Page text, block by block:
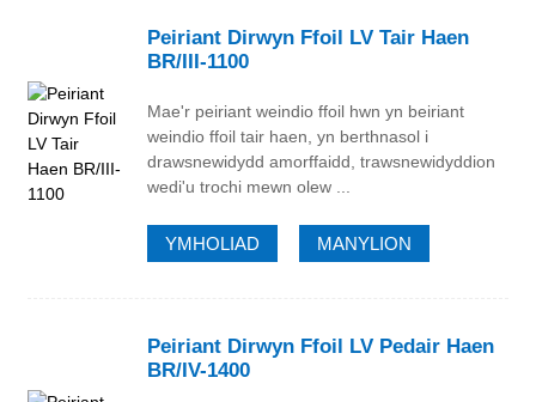
Peiriant Dirwyn Ffoil LV Tair Haen
BR/III-1100
Mae'r peiriant weindio ffoil hwn yn beiriant
weindio ffoil tair haen, yn berthnasol i
drawsnewidydd amorffaidd, trawsnewidyddion
wedi'u trochi mewn olew ...
YMHOLIAD MANYLION
Peiriant Dirwyn Ffoil LV Pedair Haen
BR/IV-1400